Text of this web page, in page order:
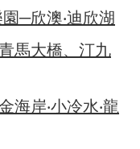
─欣澳‧迪欣湖
馬大橋、汀九
海岸‧小冷水‧龍